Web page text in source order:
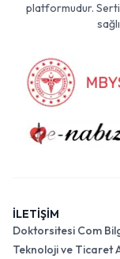
platformudur.
İLETİŞİM
Doktorsitesi Com
Teknoloji ve Ticaret